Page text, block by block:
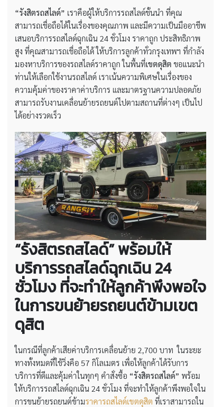
“รังสิตรถสไลด์” เราคือผู้ให้บริการรถสไลด์ชั้นนำ ที่คุณ
สามารถเชื่อถือได้ในเรื่องของคุณภาพ และมีความเป็นมืออาชีพ
เสนอบริการรถสไลด์ฉุกเฉิน 24 ชั่วโมง ราคาถูก ประสิทธิภาพ
สูง ที่คุณสามารถเชื่อถือได้ ให้บริการลูกค้าทั่วกรุงเทพฯ ที่กำลัง
มองหาบริการของรถสไลด์ราคาถูก ในพื้นที่เขตดุสิต ขอแนะนำ
ท่านให้เลือกใช้งานรถสไลด์ เราเน้นความพิเศษในเรื่องของ
ความคุ้มค่าของราคาค่าบริการ และมาตรฐานความปลอดภัย
สามารถรับงานเคลื่อนย้ายรถยนต์ไปตามสถานที่ต่างๆ เป็นไป
ได้อย่างรวดเร็ว
“รังสิตรถสไลด์” พร้อมให้
บริการรถสไลด์ฉุกเฉิน 24
ชั่วโมง ที่จะทำให้ลูกค้าพึงพอใจ
ในการขนย้ายรถยนต์ข้ามเขต
ดุสิต
ในกรณีที่ลูกค้าเสียค่าบริการเคลื่อนย้าย 2,700 บาท ในระยะ
ทางทั้งหมดที่ใช้วิ่งคือ 57 กิโลเมตร เพื่อให้ลูกค้าได้รับการ
บริการที่ดีและคุ้มค่าในทุกๆ คำสั่งซื้อ “รังสิตรถสไลด์” พร้อม
ให้บริการรถสไลด์ฉุกเฉิน 24 ชั่วโมง ที่จะทำให้ลูกค้าพึงพอใจใน
การขนย้ายรถยนต์ข้ามราคารถสไลด์เขตดุสิต ที่เราสามารถใน